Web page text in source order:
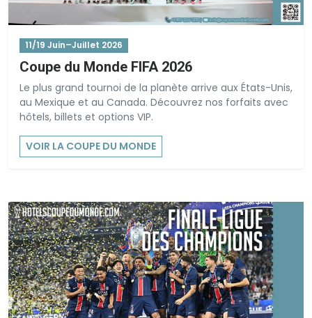
11/19 Juin–Juillet 2026
Coupe du Monde FIFA 2026
Le plus grand tournoi de la planète arrive aux États-Unis,
au Mexique et au Canada. Découvrez nos forfaits avec
hôtels, billets et options VIP.
VOIR LA COUPE DU MONDE